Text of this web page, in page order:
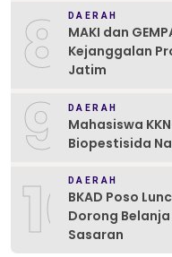
8 DAERAH
MAKI dan
Kejanggalan
Jatim
9 DAERAH
Mahasiswa
Biopestisida
10DAERAH
BKAD Poso
Dorong
Sasaran